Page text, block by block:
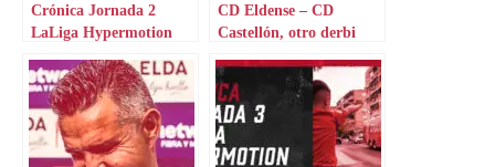
Crónica Jornada 2
LaLiga Hypermotion
CD Eldense – CD
Castellón, otro derbi